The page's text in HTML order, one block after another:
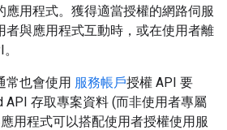
應用程式。獲得適當授權的網路伺服
者與應用程式互動時，或在使用者離
常也會使用 服務帳戶授權 API 要
API 存取專案資料 (而非使用者專屬
用程式可以搭配使用者授權使用服